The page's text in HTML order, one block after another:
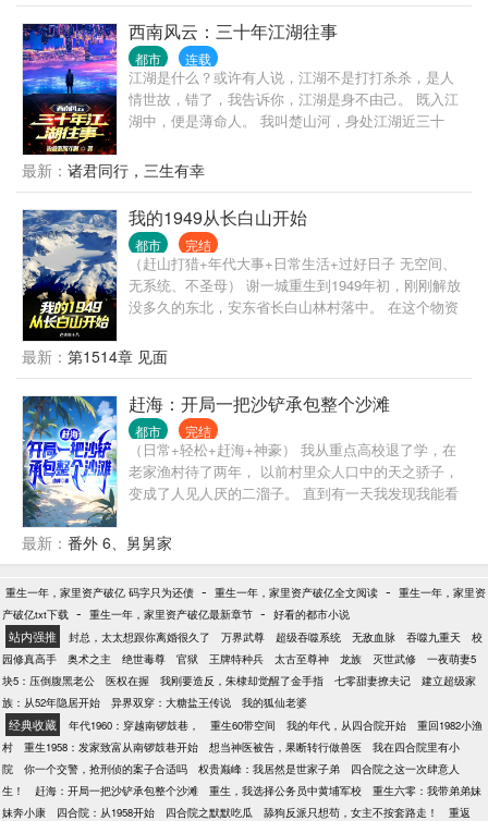
的时代！
西南风云：三十年江湖往事
都市 连载
江湖是什么？或许有人说，江湖不是打打杀杀，是人
情世故，错了，我告诉你，江湖是身不由己。 既入江
湖中，便是薄命人。 我叫楚山河，身处江湖近三十
徒，也曾在声势巅峰之时，整个西南无人争锋。 也曾
锒铛入狱，三进三出，还完自己所有罪孽。 这是我的
故事，也是一个老江湖混子的回忆录，自白书。
最新： 诸君同行，三生有幸
我的1949从长白山开始
都市 完结
（赶山打猎+年代大事+日常生活+过好日子 无空间、
无系统、不圣母） 谢一城重生到1949年初，刚刚解放
没多久的东北，安东省长白山林村落中。 在这个物资
中猎场。 脑袋大的猴头菇，千年成形的人参娃娃，满
山遍野的榛蘑山里红野核桃。 香嫩可口的飞龙，看到
人走不动道的傻狍子，松树林成群的灰贼。 数百斤的
野猪，如山般的黑瞎子，舔一口就能吓死人的山神
爷。 还有那民间流传已久的五大仙，黑水白山，尽在
此间！
最新： 第1514章 见面
赶海：开局一把沙铲承包整个沙滩
都市 完结
（日常+轻松+赶海+神豪） 我从重点高校退了学，在
老家渔村待了两年， 以前村里众人口中的天之骄子，
变成了人见人厌的二溜子。 直到有一天我发现我能看
赶海工具。 从此，我的人生就像开了挂。 一把沙铲，
轻松日入数千； 一把铁锹，我居然挖到了一桶的黄油
的大海，大黄花、大红斑… 简介无力，请看正文。
最新： 番外 6、舅舅家
重生一年，家里资产破亿 码字只为还债 - 重生一年，家里资产破亿全文阅读 - 重生一年，家里资
产破亿txt下载 - 重生一年，家里资产破亿最新章节 - 好看的都市小说
站内强推 封总，太太想跟你离婚很久了 万界武尊 超级吞噬系统 无敌血脉 吞噬九重天
校
园修真高手
奥术之主 绝世毒尊 官狱 王牌特种兵 太古至尊神 龙族 灭世武修
一夜萌妻5
块5：压倒腹黑老公
医权在握 我刚要造反，朱棣却觉醒了金手指 七零甜妻撩夫记
建立超级家
族：从52年隐居开始
异界双穿：大糖盐王传说 我的狐仙老婆
经典收藏 年代1960：穿越南锣鼓巷， 重生60带空间 我的年代，从四合院开始
重回1982小渔
村
重生1958：发家致富从南锣鼓巷开始 想当神医被告，果断转行做兽医
我在四合院里有小
院
你一个交警，抢刑侦的案子合适吗 权贵巅峰：我居然是世家子弟
四合院之这一次肆意人
生！
赶海：开局一把沙铲承包整个沙滩 重生，我选择公务员中黄埔军校
重生六零：我带弟弟妹
妹奔小康
四合院：从1958开始 四合院之默默吃瓜 舔狗反派只想苟，女主不按套路走！
重返